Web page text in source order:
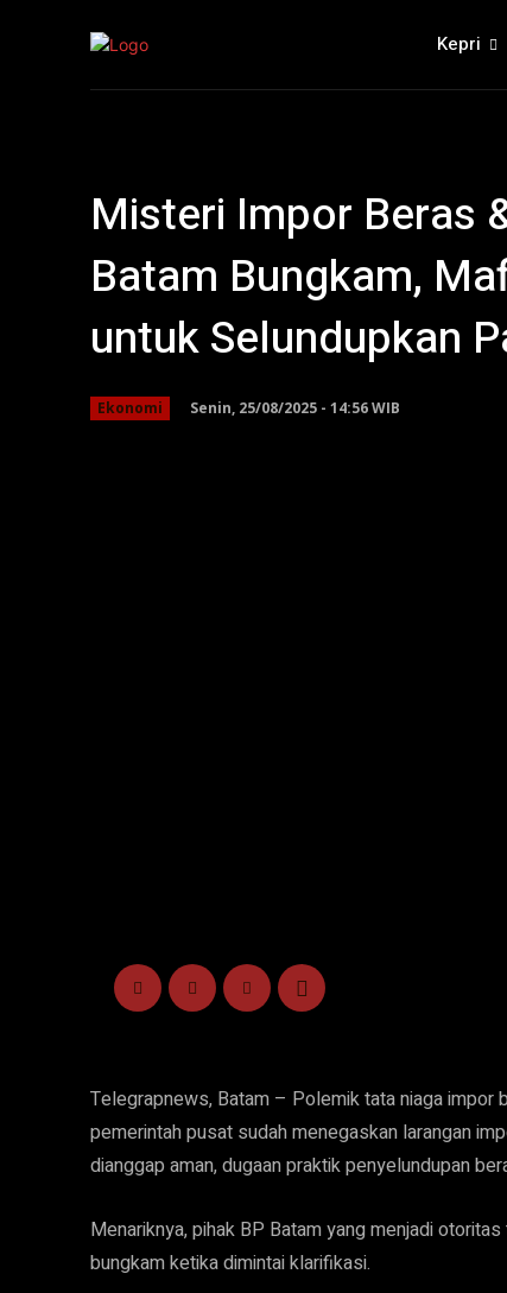
Kepri
Misteri Impor Beras
Batam Bungkam,
untuk Selundupkan
Ekonomi Senin, 25/08/2025 - 14:56 WIB
Telegrapnews, Batam – Polemik tata niaga impor
pemerintah pusat sudah menegaskan larangan
dianggap aman, dugaan praktik penyelundupan
Menariknya, pihak BP Batam yang menjadi
bungkam ketika dimintai klarifikasi.